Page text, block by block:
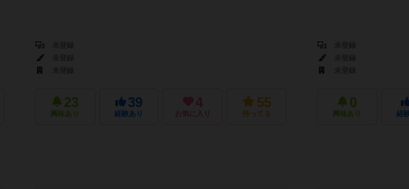
23
興味あり
39
経験あり
4
お気に入り
55
持ってる
0
興味あり 経